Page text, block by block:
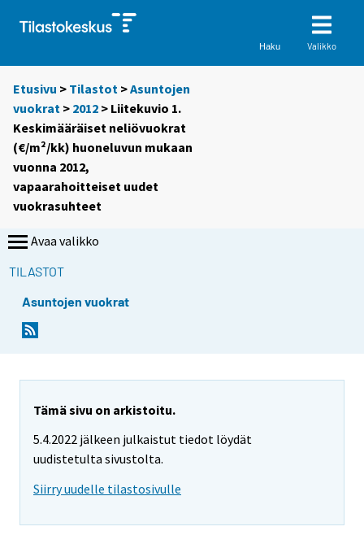
Haku Valikko
Etusivu > Tilastot >Asuntojen
vuokrat > 2012 > Liitekuvio 1.
Keskimääräiset neliövuokrat
(€/m²/kk) huoneluvun mukaan
vuonna 2012,
vapaarahoitteiset uudet
vuokrasuhteet
Avaa valikko
TILASTOT
Asuntojen vuokrat
Tämä sivu on arkistoitu.
5.4.2022 jälkeen julkaistut tiedot löydät
uudistetulta sivustolta.
Siirry uudelle tilastosivulle